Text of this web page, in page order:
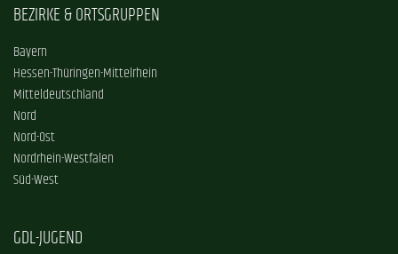
BEZIRKE & ORTSGRUPPEN
Bayern
Hessen-Thüringen-Mittelrhein
Mitteldeutschland
Nord
Nord-Ost
Nordrhein-Westfalen
Süd-West
GDL-JUGEND